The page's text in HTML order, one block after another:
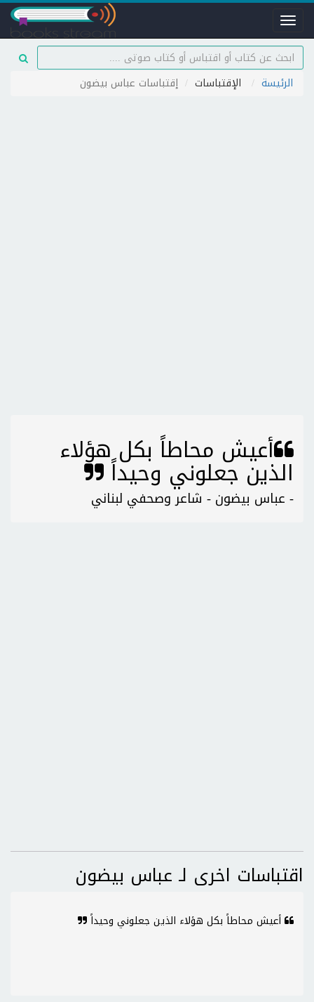
Toggle
navigation
الرئيسة الإقتباسات إقتباسات عباس بيضون
أعيش محاطاً بكل هؤلاء
الذين جعلوني وحيداً
- عباس بيضون - شاعر وصحفي لبناني
اقتباسات اخرى لـ عباس بيضون
أعيش محاطاً بكل هؤلاء الذين جعلوني وحيداً